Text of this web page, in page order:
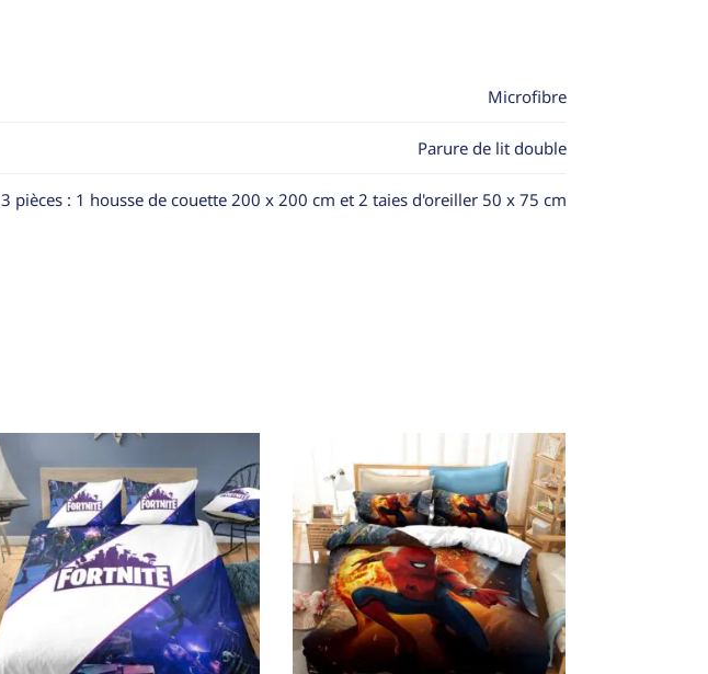
Microfibre
Parure de lit double
3 pièces : 1 housse de couette 200 x 200 cm et 2 taies d'oreiller 50 x 75 cm